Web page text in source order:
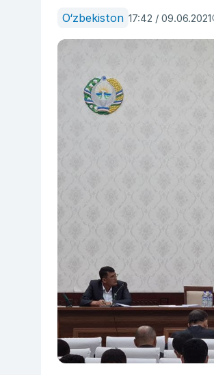
O‘zbekiston 17:42 / 09.06.2021